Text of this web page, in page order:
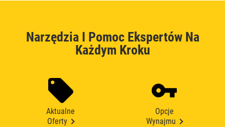
Narzędzia I Pomoc Ekspertów Na
Każdym Kroku
Aktualne
Oferty
Opcje
Wynajmu